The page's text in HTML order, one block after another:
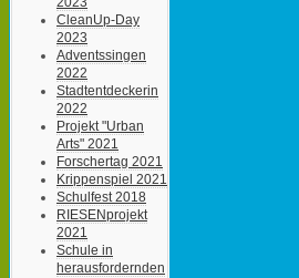
CleanUp-Day
2023
Adventssingen
2022
Stadtentdeckerin
2022
Projekt "Urban
Arts" 2021
Forschertag 2021
Krippenspiel 2021
Schulfest 2018
RIESENprojekt
2021
Schule in
herausfordernden